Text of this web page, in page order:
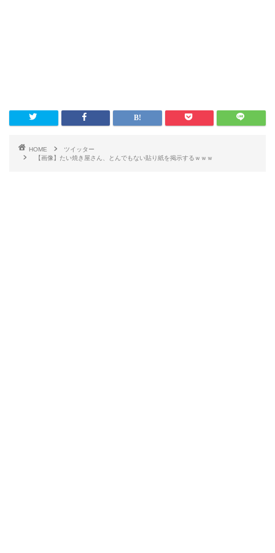
HOME
ツイッター
【画像】たい焼き屋さん、とんでもない貼り紙を掲示するｗｗｗ